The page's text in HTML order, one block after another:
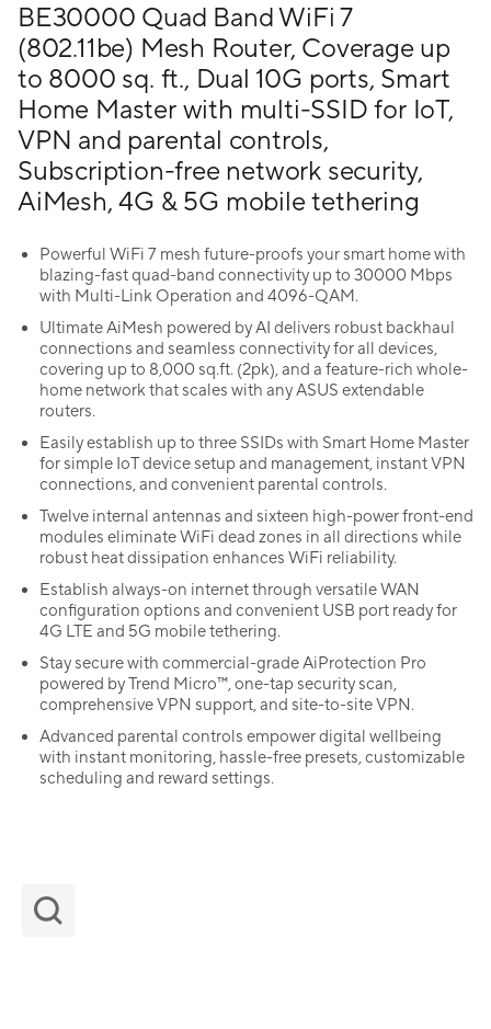
BE30000 Quad Band WiFi 7
(802.11be) Mesh Router, Coverage up
to 8000 sq. ft., Dual 10G ports, Smart
Home Master with multi-SSID for IoT,
VPN and parental controls,
Subscription-free network security,
AiMesh, 4G & 5G mobile tethering
Powerful WiFi 7 mesh future-proofs your smart home with
blazing-fast quad-band connectivity up to 30000 Mbps
with Multi-Link Operation and 4096-QAM.
Ultimate AiMesh powered by AI delivers robust backhaul
connections and seamless connectivity for all devices,
covering up to 8,000 sq.ft. (2pk), and a feature-rich whole-
home network that scales with any ASUS extendable
routers.
Easily establish up to three SSIDs with Smart Home Master
for simple IoT device setup and management, instant VPN
connections, and convenient parental controls.
Twelve internal antennas and sixteen high-power front-end
modules eliminate WiFi dead zones in all directions while
robust heat dissipation enhances WiFi reliability.
Establish always-on internet through versatile WAN
configuration options and convenient USB port ready for
4G LTE and 5G mobile tethering.
Stay secure with commercial-grade AiProtection Pro
powered by Trend Micro™, one-tap security scan,
comprehensive VPN support, and site-to-site VPN.
Advanced parental controls empower digital wellbeing
with instant monitoring, hassle-free presets, customizable
scheduling and reward settings.